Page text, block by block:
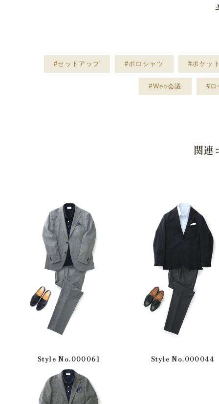
#セットアップ #ポロシャツ #ポケッ
#Web会議 #ロ
関連
Style No.000061 Style No.000044